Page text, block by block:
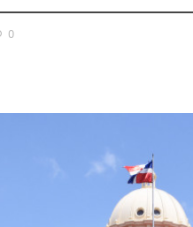
0